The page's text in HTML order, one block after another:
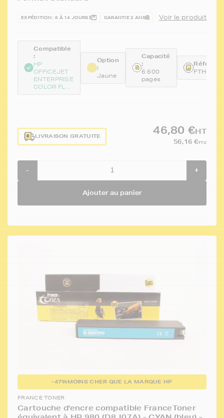
EXPÉDITION : 6 À 14 JOURS GARANTIE 2 ANS Voir le produit
Compatible
:
HP
OFFICEJET
ENTERPRISE
COLOR FL...
Option
:
Jaune
Capacité
:
6 600
pages
LIVRAISON GRATUITE
46,80 €HT
56,16 €TTC
- +
Ajouter au panier
-47%MOINS CHER QUE LA MARQUE HP
FRANCE TONER
Cartouche d'encre compatible FranceToner